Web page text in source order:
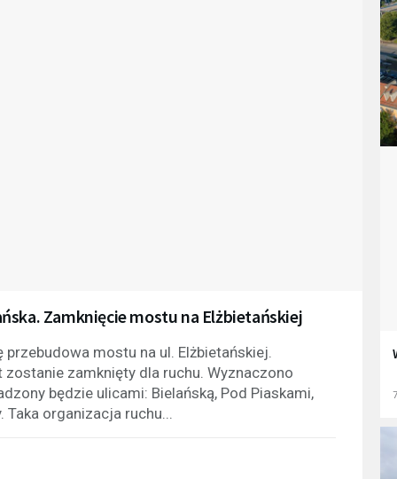
Zamknięcie mostu na Elżbietańskiej
mostu na ul. Elżbietańskiej.
zamknięty dla ruchu. Wyznaczono
będzie ulicami: Bielańską, Pod Piaskami,
organizacja ruchu...